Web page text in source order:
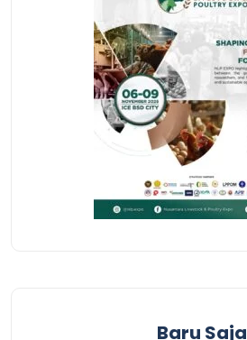
Baru Saja